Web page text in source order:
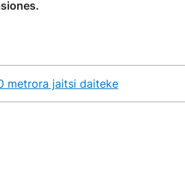
metrora jaitsi daiteke